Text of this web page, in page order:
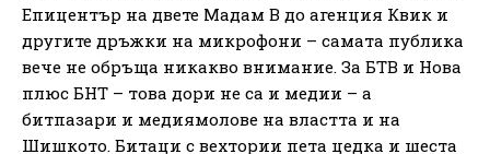
Епицентър на двете Мадам В до агенция Квик и
другите дръжки на микрофони – самата публика
вече не обръща никакво внимание. За БТВ и Нова
плюс БНТ – това дори не са и медии – а
битпазари и медиямолове на властта и на
Шишкото. Битаци с вехтории пета цедка и шеста